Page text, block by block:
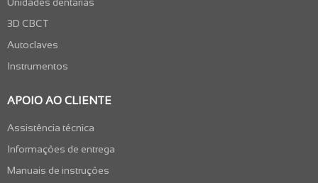
3D CBCT
Autoclaves
Instrumentos
APOIO AO CLIENTE
Assistência técnica
Informações de entrega
Manuais de instruções